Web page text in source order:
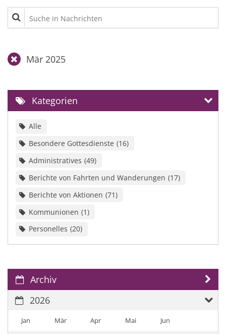
Suche in Nachrichten
Mär 2025
Kategorien
Alle
Besondere Gottesdienste 16
Administratives 49
Berichte von Fahrten und Wanderungen 17
Berichte von Aktionen 71
Kommunionen 1
Personelles 20
Archiv
2026
Jan Mär Apr Mai Jun